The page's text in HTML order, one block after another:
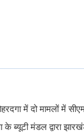
में दो मामलों में
ब्यूटी मंडल द्वारा